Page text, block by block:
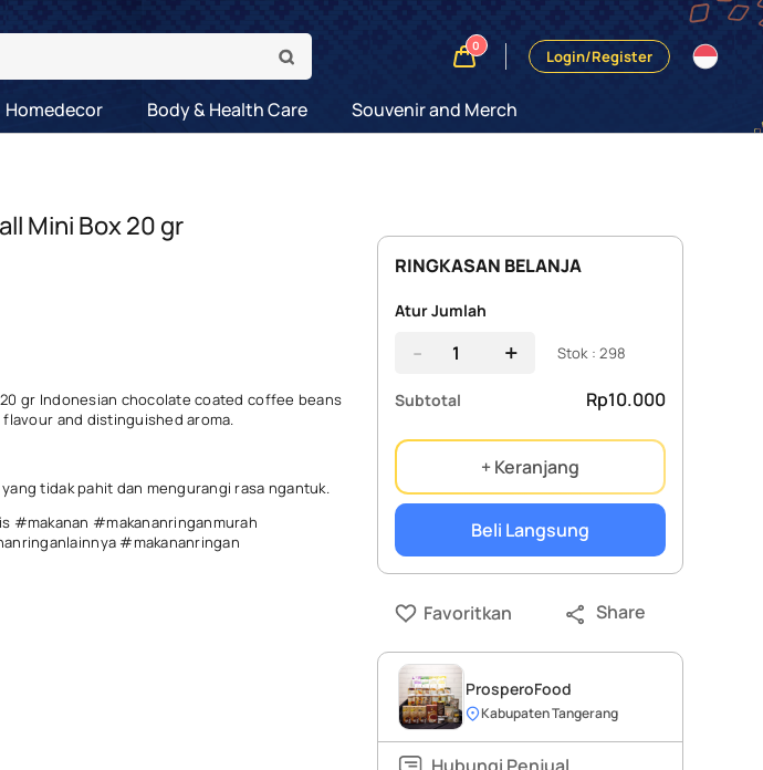
0
Login/Register
Homedecor Body & Health Care Souvenir and Merch
Mini Box 20 gr
gr Indonesian chocolate coated coffee beans
and distinguished aroma.
tidak pahit dan mengurangi rasa ngantuk.
#makanan #makananringanmurah
#makananringan
RINGKASAN BELANJA
Atur Jumlah
- + Stok : 298
Subtotal Rp10.000
+ Keranjang
Beli Langsung
Favoritkan Share
ProsperoFood
Kabupaten Tangerang